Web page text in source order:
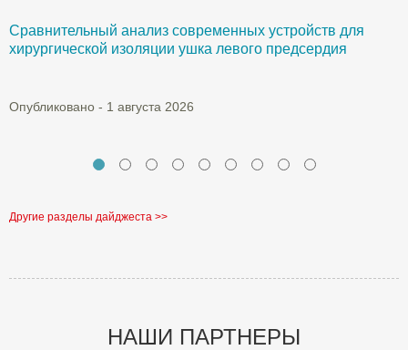
Сравнительный анализ современных устройств для
хирургической изоляции ушка левого предсердия
Опубликовано - 1 августа 2026
Другие разделы дайджеста >>
НАШИ ПАРТНЕРЫ